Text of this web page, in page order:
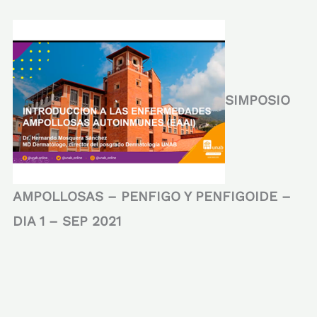
SIMPOSIO
AMPOLLOSAS – PENFIGO Y PENFIGOIDE –
DIA 1 – SEP 2021